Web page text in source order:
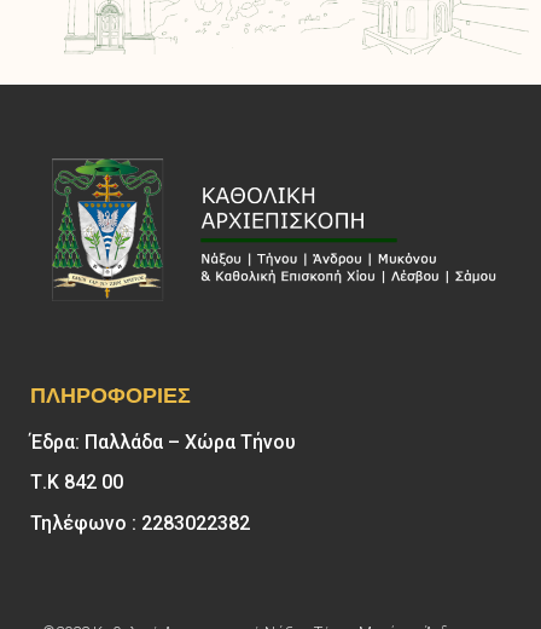
ΠΛΗΡΟΦΟΡΊΕΣ
Έδρα: Παλλάδα – Χώρα Τήνου
Τ.Κ 842 00
Τηλέφωνο : 2283022382